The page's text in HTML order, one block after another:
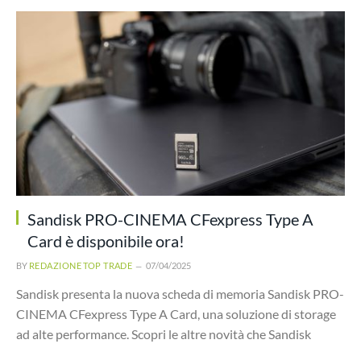
Sandisk PRO-CINEMA CFexpress Type A
Card è disponibile ora!
BY REDAZIONE TOP TRADE 07/04/2025
Sandisk presenta la nuova scheda di memoria Sandisk PRO-
CINEMA CFexpress Type A Card, una soluzione di storage
ad alte performance. Scopri le altre novità che Sandisk